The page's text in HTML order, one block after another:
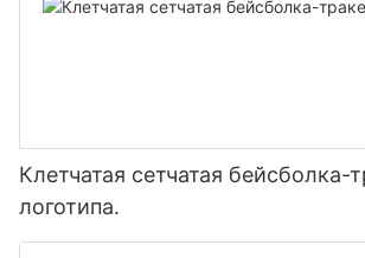
Клетчатая сетчатая бейсболка-
логотипа.